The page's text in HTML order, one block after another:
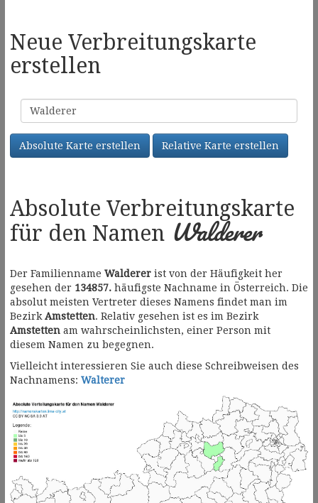
Neue Verbreitungskarte
erstellen
Familienname
Absolute Karte erstellen Relative Karte erstellen
Absolute Verbreitungskarte
für den Namen Walderer
Der Familienname Walderer ist von der Häufigkeit her
gesehen der 134857. häufigste Nachname in Österreich. Die
absolut meisten Vertreter dieses Namens findet man im
Bezirk Amstetten. Relativ gesehen ist es im Bezirk
Amstetten am wahrscheinlichsten, einer Person mit
diesem Namen zu begegnen.
Vielleicht interessieren Sie auch diese Schreibweisen des
Nachnamens: Walterer